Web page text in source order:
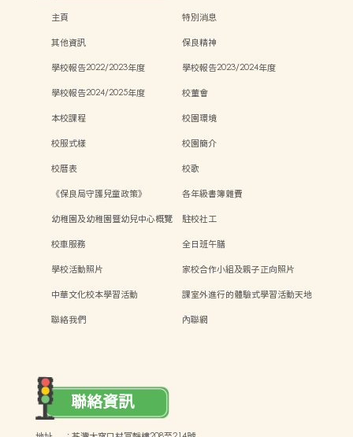
主頁
特別消息
其他資訊
保良精神
學校報告2022/2023年度
學校報告2023/2024年度
學校報告2024/2025年度
校董會
本校課程
校園環境
校服式樣
校園簡介
校曆表
校歌
《保良局守護兒童政策》
各年級書簿雜費
幼稚園及幼稚園暨幼兒中心概覽
駐校社工
校車服務
全日班午膳
學校活動照片
家校合作小組及親子正向照片
中華文化校本學習活動
課室外進行的體驗式學習活動天地
聯絡我們
內聯網
聯絡資訊